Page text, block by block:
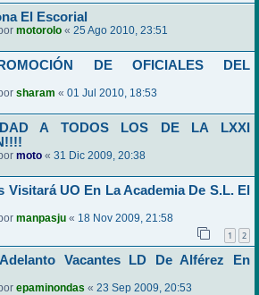
El Escorial
motorolo « 25 Ago 2010, 23:51
DE OFICIALES DEL
sharam « 01 Jul 2010, 18:53
A TODOS LOS DE LA LXXI
moto « 31 Dic 2009, 20:38
Visitará UO En La Academia De S.L. El
manpasju « 18 Nov 2009, 21:58
1 2
Vacantes LD De Alférez En
epaminondas « 23 Sep 2009, 20:53